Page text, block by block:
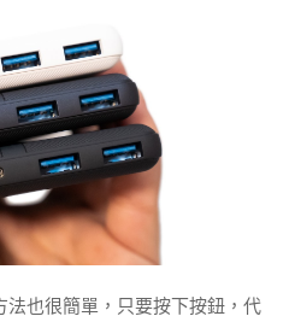
也很簡單，只要按下按鈕，代